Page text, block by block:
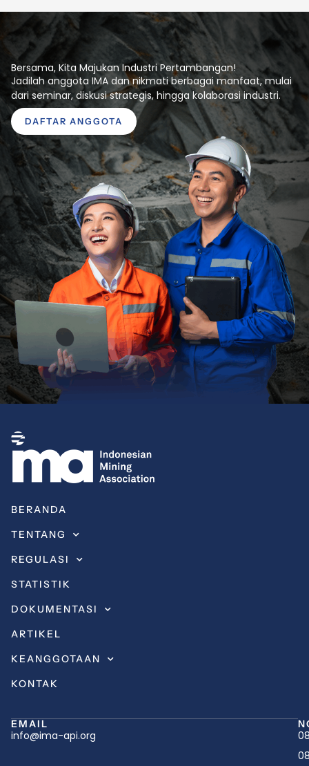
Bersama, Kita Majukan Industri Pertambangan!
Jadilah anggota IMA dan nikmati berbagai manfaat, mulai
dari seminar, diskusi strategis, hingga kolaborasi industri.
DAFTAR ANGGOTA
BERANDA
TENTANG
REGULASI
STATISTIK
DOKUMENTASI
ARTIKEL
KEANGGOTAAN
KONTAK
EMAIL
info@ima-api.org